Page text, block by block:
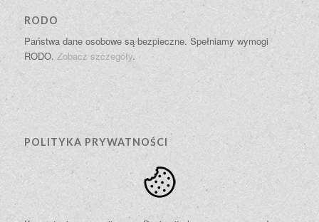
RODO
Państwa dane osobowe są bezpieczne. Spełniamy wymogi
RODO. Zobacz szczegóły.
POLITYKA PRYWATNOŚCI